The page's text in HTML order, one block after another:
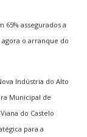
assegurados a
o arranque do
Indústria do Alto
Municipal de
do Castelo
para a